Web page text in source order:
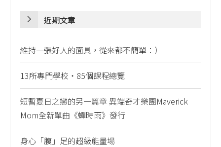
近期文章
維持一張好人的面具，從來都不簡單：）
13所專門學校・85個課程總覽
短暫夏日之戀的另一篇章 異端奇才樂團Maverick
Mom全新單曲《蟬時雨》發行
身心「腹」足的超級能量場